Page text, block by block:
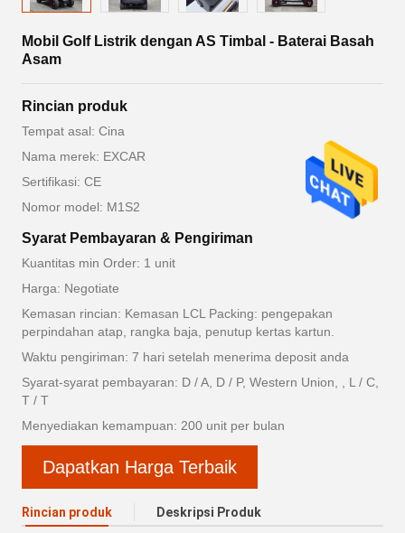
Mobil Golf Listrik dengan AS Timbal - Baterai Basah
Asam
Rincian produk
Tempat asal: Cina
Nama merek: EXCAR
Sertifikasi: CE
Nomor model: M1S2
Syarat Pembayaran & Pengiriman
Kuantitas min Order: 1 unit
Harga: Negotiate
Kemasan rincian: Kemasan LCL Packing: pengepakan
perpindahan atap, rangka baja, penutup kertas kartun.
Waktu pengiriman: 7 hari setelah menerima deposit anda
Syarat-syarat pembayaran: D / A, D / P, Western Union, , L / C,
T / T
Menyediakan kemampuan: 200 unit per bulan
Dapatkan Harga Terbaik
Rincian produk Deskripsi Produk